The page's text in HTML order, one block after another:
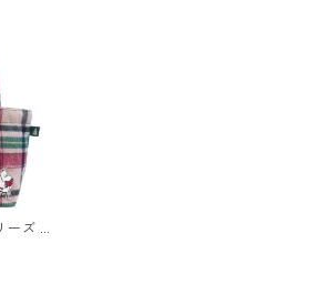
ーズ ラ